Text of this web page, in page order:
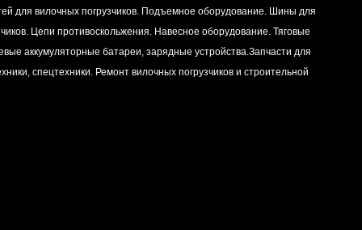
Вкладыш коренной (0,5)
(1шт - 1 половинка) для
двигателей
Цена по
запросу
для вилочных погрузчиков. Подъемное оборудование. Шины для
Цепи противоскольжения. Навесное оборудование. Тяговые
аккумуляторные батареи, зарядные устройства.Запчасти для
спецтехники. Ремонт вилочных погрузчиков и строительной